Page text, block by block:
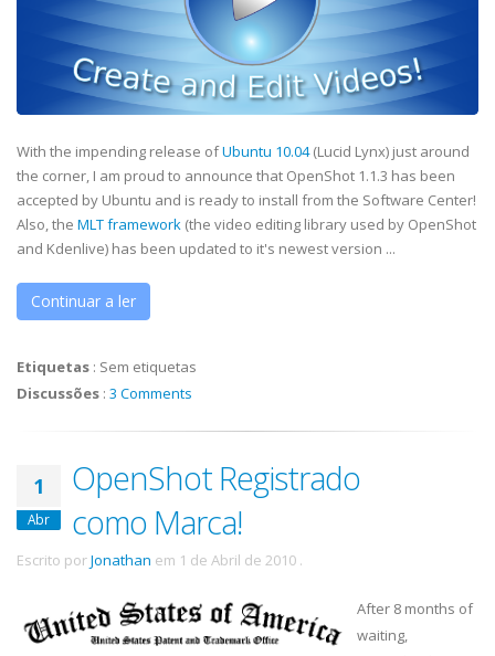
With the impending release ofUbuntu 10.04(Lucid Lynx) just around
the corner, I am proud to announce that OpenShot 1.1.3 has been
accepted by Ubuntu and is ready to install from the Software Center!
Also, the MLT framework (the video editing library used by OpenShot
and Kdenlive) has been updated to it's newest version ...
Continuar a ler
Etiquetas : Sem etiquetas
Discussões : 3 Comments
1
Abr
OpenShot Registrado
como Marca!
Escrito porJonathan em 1 de Abril de 2010 .
After 8 months of
waiting,